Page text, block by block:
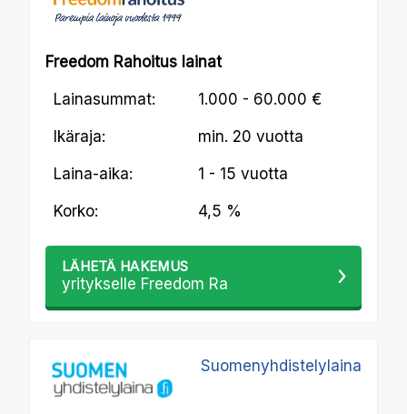
Freedom Rahoitus lainat
Lainasummat: 1.000 - 60.000 €
Ikäraja: min. 20 vuotta
Laina-aika: 1 - 15 vuotta
Korko: 4,5 %
LÄHETÄ HAKEMUS
yritykselle Freedom Ra
Suomenyhdistelylaina